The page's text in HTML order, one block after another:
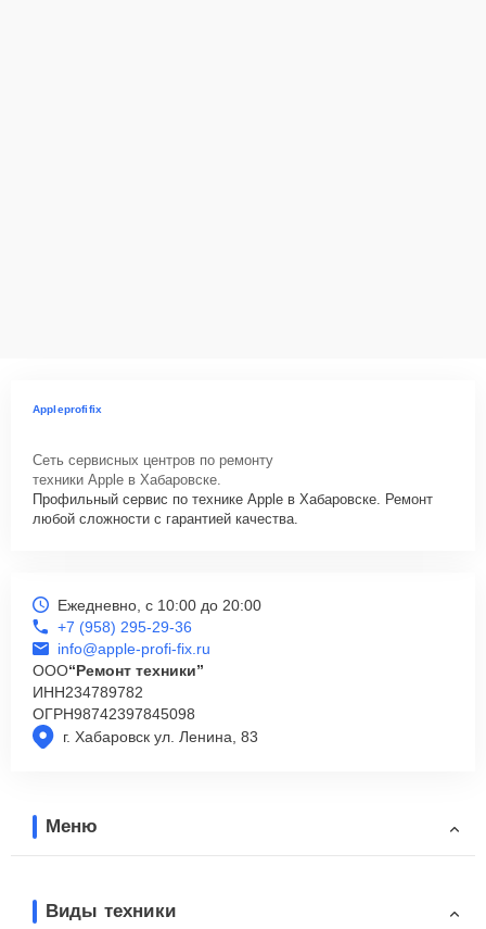
Appleprofifix
Сеть сервисных центров по ремонту
техники Apple в Хабаровске.
Профильный сервис по технике Apple в Хабаровске. Ремонт
любой сложности с гарантией качества.
г. Хабаровск ул. Ленина, 83
Ежедневно, с 10:00 до 20:00
+7 (958) 295-29-36
info@apple-profi-fix.ru
ООО“Ремонт техники”
ИНН234789782
ОГРН98742397845098
Меню
Виды техники